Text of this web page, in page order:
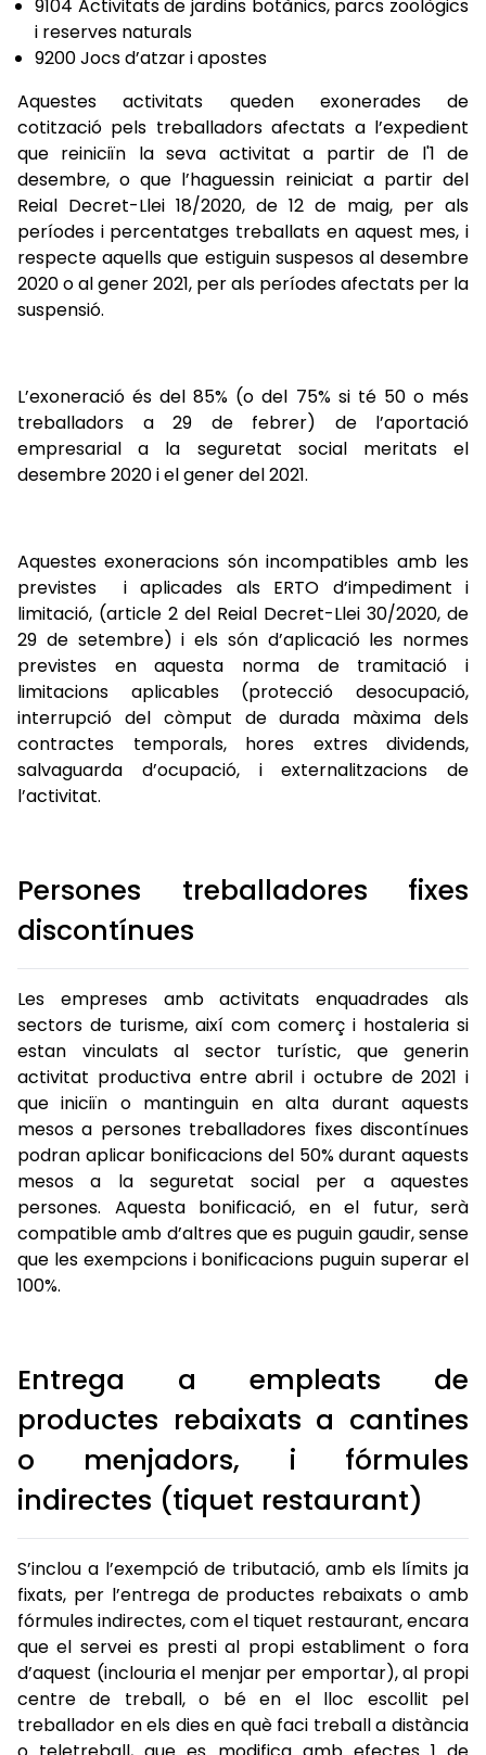
9104 Activitats de jardins botànics, parcs zoològics
i reserves naturals
9200 Jocs d’atzar i apostes
Aquestes activitats queden exonerades de
cotització pels treballadors afectats a l’expedient
que reiniciïn la seva activitat a partir de l'1 de
desembre, o que l’haguessin reiniciat a partir del
Reial Decret-Llei 18/2020, de 12 de maig, per als
períodes i percentatges treballats en aquest mes, i
respecte aquells que estiguin suspesos al desembre
2020 o al gener 2021, per als períodes afectats per la
suspensió.
L’exoneració és del 85% (o del 75% si té 50 o més
treballadors a 29 de febrer) de l’aportació
empresarial a la seguretat social meritats el
desembre 2020 i el gener del 2021.
Aquestes exoneracions són incompatibles amb les
previstes i aplicades als ERTO d’impediment i
limitació, (article 2 del Reial Decret-Llei 30/2020, de
29 de setembre) i els són d’aplicació les normes
previstes en aquesta norma de tramitació i
limitacions aplicables (protecció desocupació,
interrupció del còmput de durada màxima dels
contractes temporals, hores extres dividends,
salvaguarda d’ocupació, i externalitzacions de
l’activitat.
Persones treballadores fixes
discontínues
Les empreses amb activitats enquadrades als
sectors de turisme, així com comerç i hostaleria si
estan vinculats al sector turístic, que generin
activitat productiva entre abril i octubre de 2021 i
que iniciïn o mantinguin en alta durant aquests
mesos a persones treballadores fixes discontínues
podran aplicar bonificacions del 50% durant aquests
mesos a la seguretat social per a aquestes
persones. Aquesta bonificació, en el futur, serà
compatible amb d’altres que es puguin gaudir, sense
que les exempcions i bonificacions puguin superar el
100%.
Entrega a empleats de
productes rebaixats a cantines
o menjadors, i fórmules
indirectes (tiquet restaurant)
S’inclou a l’exempció de tributació, amb els límits ja
fixats, per l’entrega de productes rebaixats o amb
fórmules indirectes, com el tiquet restaurant, encara
que el servei es presti al propi establiment o fora
d’aquest (inclouria el menjar per emportar), al propi
centre de treball, o bé en el lloc escollit pel
treballador en els dies en què faci treball a distància